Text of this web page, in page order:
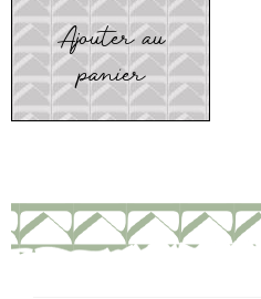
Ajouter au
panier